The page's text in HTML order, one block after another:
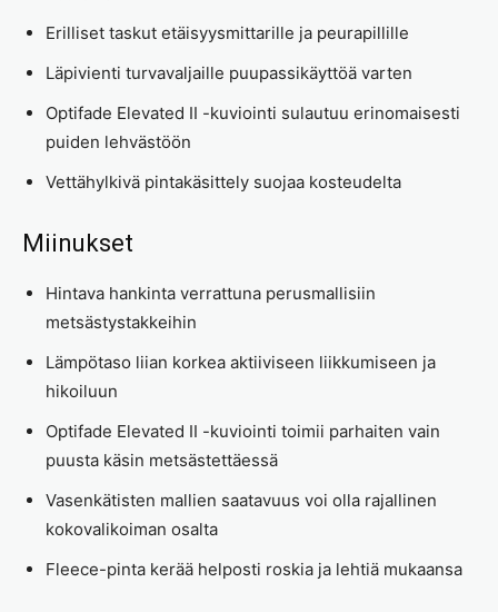
Erilliset taskut etäisyysmittarille ja peurapillille
Läpivienti turvavaljaille puupassikäyttöä varten
Optifade Elevated II -kuviointi sulautuu erinomaisesti
puiden lehvästöön
Vettähylkivä pintakäsittely suojaa kosteudelta
Miinukset
Hintava hankinta verrattuna perusmallisiin
metsästystakkeihin
Lämpötaso liian korkea aktiiviseen liikkumiseen ja
hikoiluun
Optifade Elevated II -kuviointi toimii parhaiten vain
puusta käsin metsästettäessä
Vasenkätisten mallien saatavuus voi olla rajallinen
kokovalikoiman osalta
Fleece-pinta kerää helposti roskia ja lehtiä mukaansa